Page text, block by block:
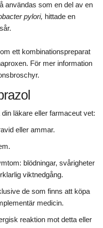
användas som en del av en
pylori, hittade en
ett kombinationspreparat
För mer information
läkare eller farmaceut vet:
eller ammar.
blödningar, svårigheter
viktnedgång.
de som finns att köpa
medicin.
reaktion mot detta eller